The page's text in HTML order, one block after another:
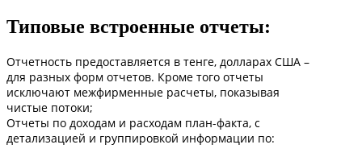
Типовые встроенные отчеты:
Отчетность предоставляется в тенге, долларах США –
для разных форм отчетов. Кроме того отчеты
исключают межфирменные расчеты, показывая
чистые потоки;
Отчеты по доходам и расходам план-факта, с
детализацией и группировкой информации по: